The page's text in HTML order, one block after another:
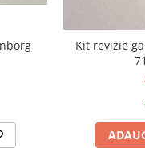
Kit revizie